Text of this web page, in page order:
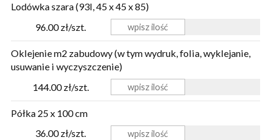
Lodówka szara (93l, 45 x 45 x 85)
96.00 zł/szt.
Oklejenie m2 zabudowy (w tym wydruk, folia, wyklejanie,
usuwanie i wyczyszczenie)
144.00 zł/szt.
Półka 25 x 100 cm
36.00 zł/szt.